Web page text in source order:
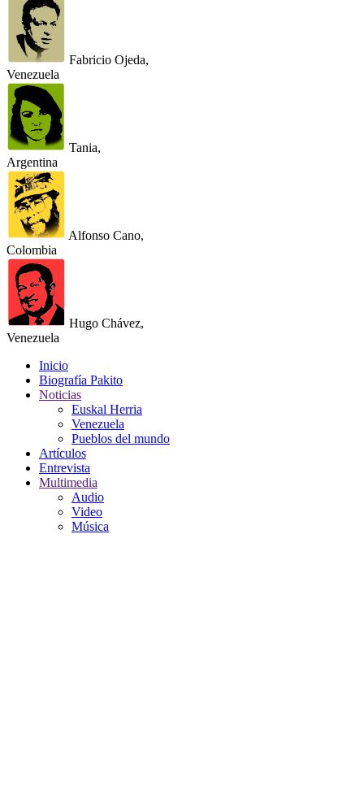
Fabricio Ojeda,
Venezuela
Tania,
Argentina
Alfonso Cano,
Colombia
Hugo Chávez,
Venezuela
Inicio
Biografía Pakito
Noticias
Euskal Herria
Venezuela
Pueblos del mundo
Artículos
Entrevista
Multimedia
Audio
Video
Música